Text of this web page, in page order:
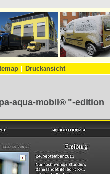
Druckansicht
aqua-mobil® "-edition